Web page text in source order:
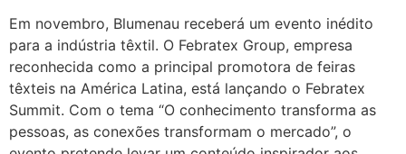
Em novembro, Blumenau receberá um evento inédito
para a indústria têxtil. O Febratex Group, empresa
reconhecida como a principal promotora de feiras
têxteis na América Latina, está lançando o Febratex
Summit. Com o tema “O conhecimento transforma as
pessoas, as conexões transformam o mercado”, o